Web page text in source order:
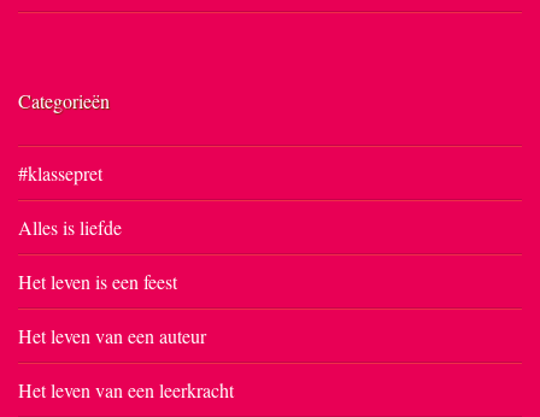
Categorieën
#klassepret
Alles is liefde
Het leven is een feest
Het leven van een auteur
Het leven van een leerkracht